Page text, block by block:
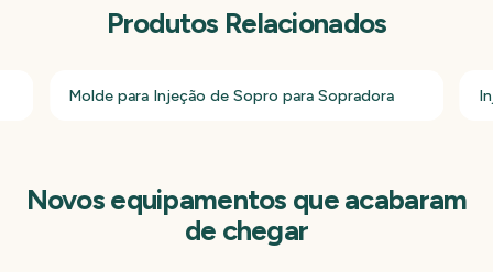
Produtos Relacionados
Molde para Injeção de Sopro para Sopradora
Novos equipamentos que acabaram
de chegar